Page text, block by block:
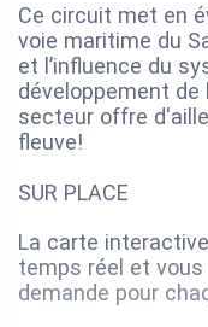
Ce circuit met en
voie maritime du
et l’influence du
développement de
secteur offre
fleuve!
SUR PLACE
La carte
temps réel et
demande pour